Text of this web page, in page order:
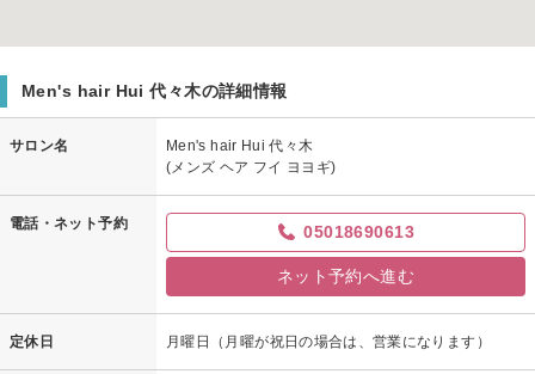
Men's hair Hui 代々木の詳細情報
サロン名
Men's hair Hui 代々木
(メンズ ヘア フイ ヨヨギ)
電話・ネット予約 05018690613
ネット予約へ進む
定休日 月曜日（月曜が祝日の場合は、営業になります）